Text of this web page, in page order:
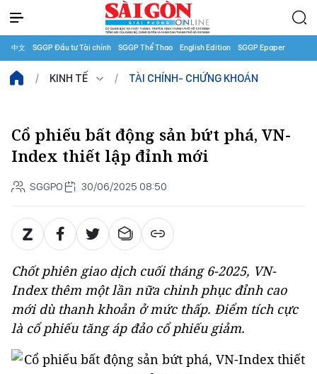
中文 SGGP Đầu tư Tài chính SGGP Thể Thao English Edition SGGP Epaper
KINH TẾ TÀI CHÍNH- CHỨNG KHOÁN
Cổ phiếu bất động sản bứt phá, VN-
Index thiết lập đỉnh mới
SGGPO 30/06/2025 08:50
Chốt phiên giao dịch cuối tháng 6-2025, VN-
Index thêm một lần nữa chinh phục đỉnh cao
mới dù thanh khoản ở mức thấp. Điểm tích cực
là cổ phiếu tăng áp đảo cổ phiếu giảm.